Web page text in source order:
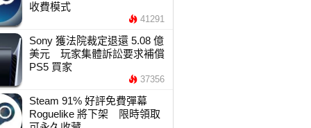
收費模式
41291
Sony 獲法院裁定退還 5.08 億
美元 玩家集體訴訟要求補償
PS5 買家
37356
Steam 91% 好評免費彈幕
Roguelike 將下架 限時領取